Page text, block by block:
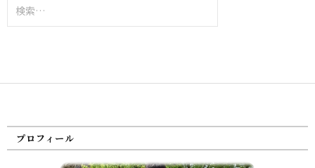
索:
プロフィール